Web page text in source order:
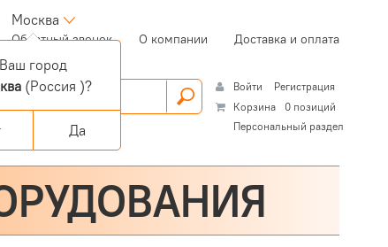
Москва
Обратный звонок(current)О компании Доставка и оплата
Войти
Регистрация
Корзина
0 позиций
Персональный раздел
Ваш город
(Россия )?
Да